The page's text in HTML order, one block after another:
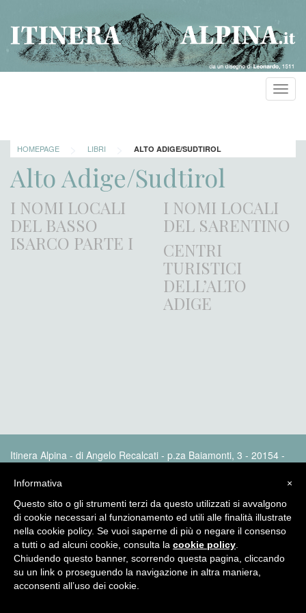
HOMEPAGE LIBRI ALTO ADIGE/SUDTIROL
Alto Adige/Sudtirol
I NOMI LOCALI
DEL BASSO
ISARCO PARTE I
I NOMI LOCALI
DEL SARENTINO
CENTRI
TURISTICI
DELL’ALTO
ADIGE
Itinera Alpina - di Angelo Recalcati - p.za Baiamonti, 3 - 20154 -
policy
×
Informativa
Questo sito o gli strumenti terzi da questo utilizzati si avvalgono
di cookie necessari al funzionamento ed utili alle finalità illustrate
nella cookie policy. Se vuoi saperne di più o negare il consenso
a tutti o ad alcuni cookie, consulta la cookie policy
Chiudendo questo banner, scorrendo questa pagina, cliccando
su un link o proseguendo la navigazione in altra maniera,
acconsenti all’uso dei cookie.